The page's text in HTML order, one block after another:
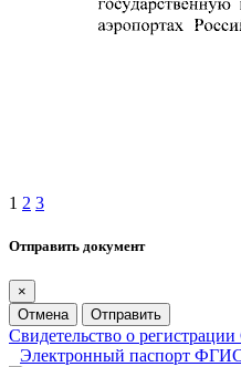
1 2 3
Отправить документ
×
Отмена
Отправить
Свидетельство о
Электронный паспорт